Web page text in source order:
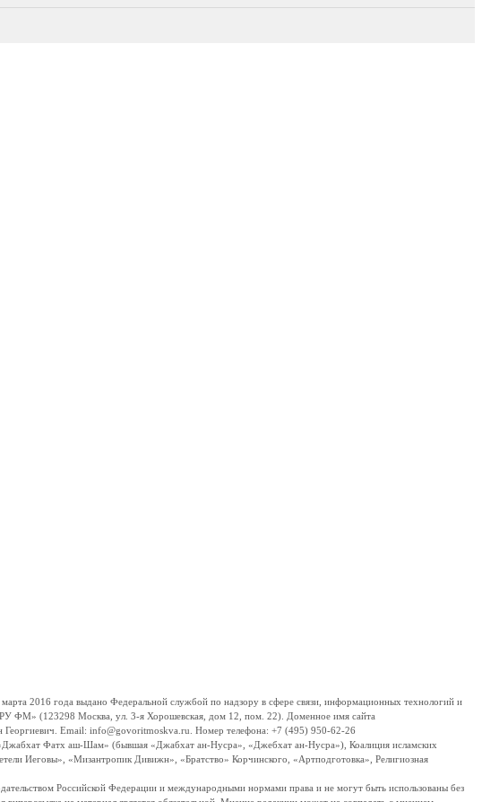
2016 года выдано Федеральной службой по надзору в сфере связи, информационных технологий и
ФМ» (123298 Москва, ул. 3-я Хорошевская, дом 12, пом. 22). Доменное имя сайта
Георгиевич. Email: info@govoritmoskva.ru. Номер телефона: +7 (495) 950-62-26
Фатх аш-Шам» (бывшая «Джабхат ан-Нусра», «Джебхат ан-Нусра»), Коалиция исламских
Иеговы», «Мизантропик Дивижн», «Братство» Корчинского, «Артподготовка», Религиозная
Российской Федерации и международными нормами права и не могут быть использованы без